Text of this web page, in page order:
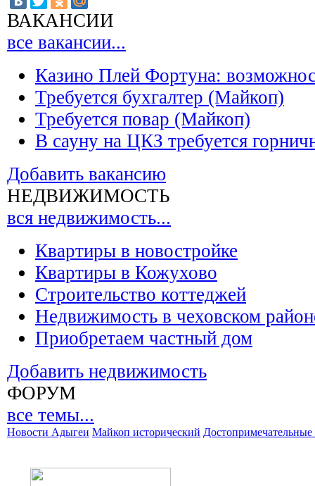
ВАКАНСИИ
все вакансии...
Казино Плей Фортуна:
Требуется бухгалтер (Майкоп)
Требуется повар (Майкоп)
В сауну на ЦКЗ требуется
Добавить вакансию
НЕДВИЖИМОСТЬ
вся недвижимость...
Квартиры в новостройке
Квартиры в Кожухово
Строительство коттеджей
Недвижимость в чеховском
Приобретаем частный дом
Добавить недвижимость
ФОРУМ
все темы...
Новости Адыгеи Майкоп исторический Достопримечательные